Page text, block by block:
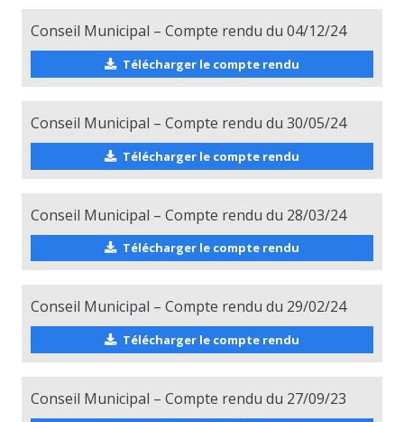
Conseil Municipal – Compte rendu du 04/12/24
Télécharger le compte rendu
Conseil Municipal – Compte rendu du 30/05/24
Télécharger le compte rendu
Conseil Municipal – Compte rendu du 28/03/24
Télécharger le compte rendu
Conseil Municipal – Compte rendu du 29/02/24
Télécharger le compte rendu
Conseil Municipal – Compte rendu du 27/09/23